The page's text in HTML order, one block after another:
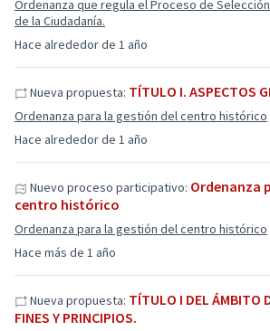
Hace alrededor de 1 año
Ordenanza que regula el Proceso de
de la Ciudadanía.
Hace alrededor de 1 año
Nueva propuesta: TÍTULO I. ASPECTOS
Ordenanza para la gestión del centro histórico
Hace más de 1 año
Nuevo proceso participativo: Ordenanza
centro histórico
Ordenanza para la gestión del centro histórico
Nueva propuesta: TÍTULO I DEL ÁMBITO
FINES Y PRINCIPIOS.